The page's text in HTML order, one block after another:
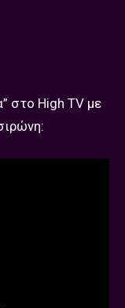
στο High TV με